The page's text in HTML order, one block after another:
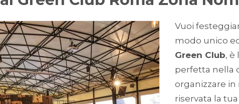
Vuoi
modo unico
Green Club, è
perfetta nella
organizzare in
riservata la